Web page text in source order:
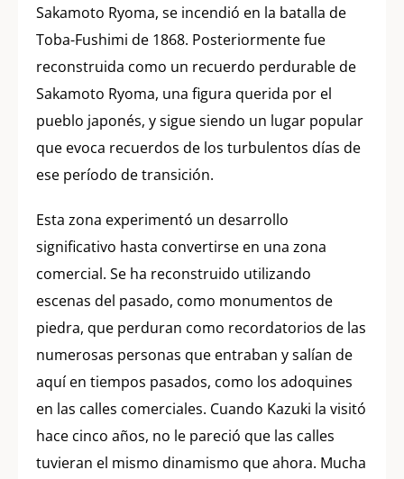
Sakamoto Ryoma, se incendió en la batalla de
Toba-Fushimi de 1868. Posteriormente fue
reconstruida como un recuerdo perdurable de
Sakamoto Ryoma, una figura querida por el
pueblo japonés, y sigue siendo un lugar popular
que evoca recuerdos de los turbulentos días de
ese período de transición.
Esta zona experimentó un desarrollo
significativo hasta convertirse en una zona
comercial. Se ha reconstruido utilizando
escenas del pasado, como monumentos de
piedra, que perduran como recordatorios de las
numerosas personas que entraban y salían de
aquí en tiempos pasados, como los adoquines
en las calles comerciales. Cuando Kazuki la visitó
hace cinco años, no le pareció que las calles
tuvieran el mismo dinamismo que ahora. Mucha